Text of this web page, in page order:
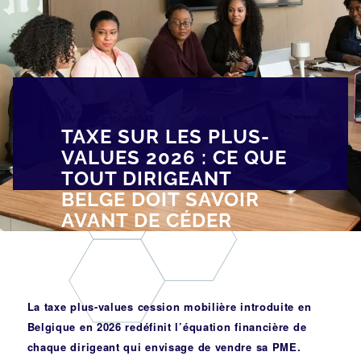
TAXE SUR LES PLUS-
VALUES 2026 : CE QUE
TOUT DIRIGEANT
BELGE DOIT SAVOIR
AVANT DE CÉDER
La taxe plus-values cession mobilière introduite en
Belgique en 2026 redéfinit l’équation financière de
chaque dirigeant qui envisage de vendre sa PME.